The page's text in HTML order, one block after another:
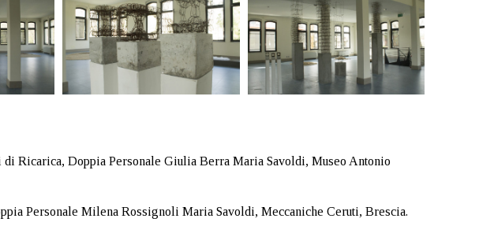
Ricarica, Doppia Personale Giulia Berra Maria Savoldi, Museo Antonio
Personale Milena Rossignoli Maria Savoldi, Meccaniche Ceruti, Brescia.